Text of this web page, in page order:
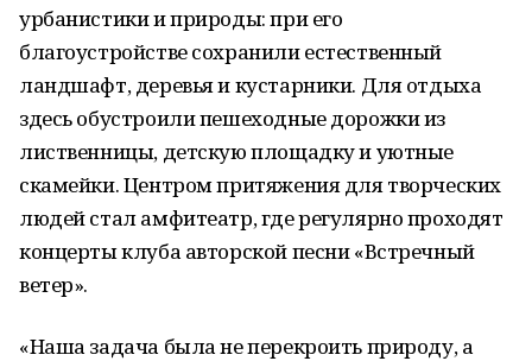
урбанистики и природы: при его
благоустройстве сохранили естественный
ландшафт, деревья и кустарники. Для отдыха
здесь обустроили пешеходные дорожки из
лиственницы, детскую площадку и уютные
скамейки. Центром притяжения для творческих
людей стал амфитеатр, где регулярно проходят
концерты клуба авторской песни «Встречный
ветер».
«Наша задача была не перекроить природу, а